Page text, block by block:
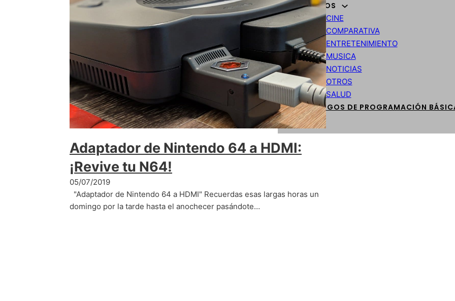
VARIOS
CINE
COMPARATIVA
ENTRETENIMIENTO
MUSICA
NOTICIAS
OTROS
SALUD
CÓDIGOS DE PROGRAMACIÓN
Adaptador de Nintendo 64 a HDMI:
¡Revive tu N64!
05/07/2019
"Adaptador de Nintendo 64 a HDMI" Recuerdas esas largas horas un
domingo por la tarde hasta el anochecer pasándote…